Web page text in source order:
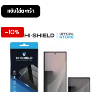
price
was:
790 ฿.
price
is:
710 ฿.
หยิบใส่ตะกร้า
-10%